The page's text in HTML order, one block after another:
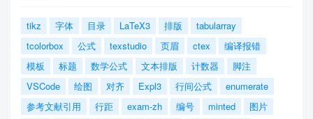
tikz 字体 目录 LaTeX3 排版
tabularray
tcolorbox
公式 texstudio 页眉 ctex
编译报错
模板
标题 数学公式 文本排版 计数器
脚注
VSCode
绘图 对齐 Expl3 行间公式
enumerate
参考文献引用
行距 exam-zh 编号 minted
图片